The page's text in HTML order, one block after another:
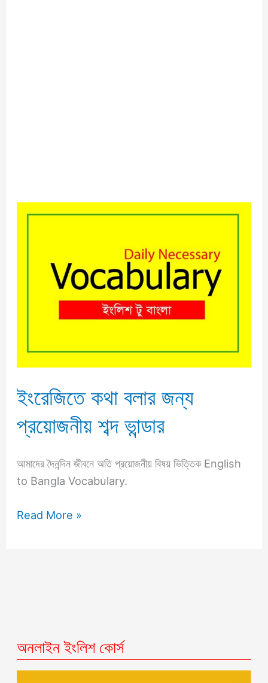
ইংরেজিতে কথা বলার জন্য
প্রয়োজনীয় শব্দ ভান্ডার
আমাদের দৈনন্দিন জীবনে অতি প্রয়োজনীয় বিষয় ভিত্তিক English
to Bangla Vocabulary.
ইংরেজিতে
Read More »
অনলাইন ইংলিশ কোর্স